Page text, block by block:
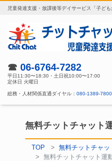
児童発達支援・放課後等デイサービス「子ども
☎ 06-6764-7282
平日11:30〜18:30・土日祝10:00〜17:00
定休日 火曜日
総務・人材関係直通ダイヤル： 080-1389-7800
無料チットチャット
TOP
無料チットチャッ
無料チットチャット運